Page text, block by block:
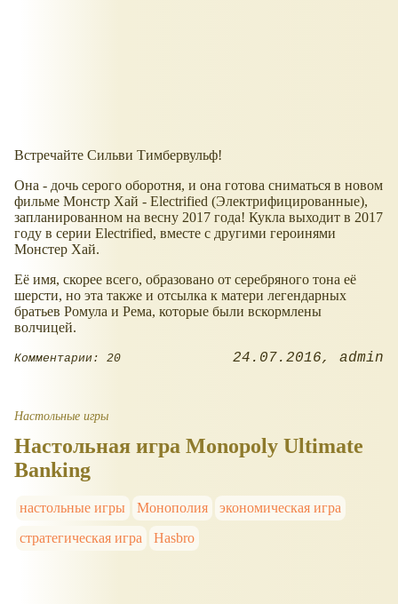
Встречайте Сильви Тимбервульф!
Она - дочь серого оборотня, и она готова сниматься в новом
фильме Монстр Хай - Electrified (Электрифицированные),
запланированном на весну 2017 года! Кукла выходит в 2017
году в серии Electrified, вместе с другими героинями
Монстер Хай.
Её имя, скорее всего, образовано от серебряного тона её
шерсти, но эта также и отсылка к матери легендарных
братьев Ромула и Рема, которые были вскормлены
волчицей.
Комментарии: 20 24.07.2016 admin
Настольные игры
Настольная игра Monopoly Ultimate
Banking
настольные игры Монополия
экономическая игра
стратегическая игра
Hasbro